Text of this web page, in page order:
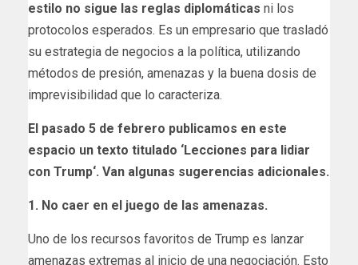
estilo no sigue las reglas diplomáticas ni los
protocolos esperados. Es un empresario que trasladó
su estrategia de negocios a la política, utilizando
métodos de presión, amenazas y la buena dosis de
imprevisibilidad que lo caracteriza.
El pasado 5 de febrero publicamos en este
espacio un texto titulado ‘Lecciones para lidiar
con Trump‘. Van algunas sugerencias adicionales.
1. No caer en el juego de las amenazas.
Uno de los recursos favoritos de Trump es lanzar
amenazas extremas al inicio de una negociación. Esto